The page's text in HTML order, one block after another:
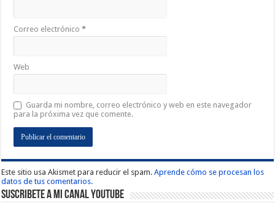
Correo electrónico*
Web
Guarda mi nombre, correo electrónico y web en este navegador
para la próxima vez que comente.
Este sitio usa Akismet para reducir el spam.Aprende cómo se procesan los
datos de tus comentarios.
Suscribete a Mi Canal Youtube